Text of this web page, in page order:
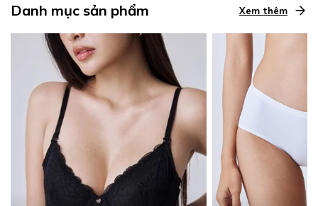
Danh mục sản phẩm Xem thêm